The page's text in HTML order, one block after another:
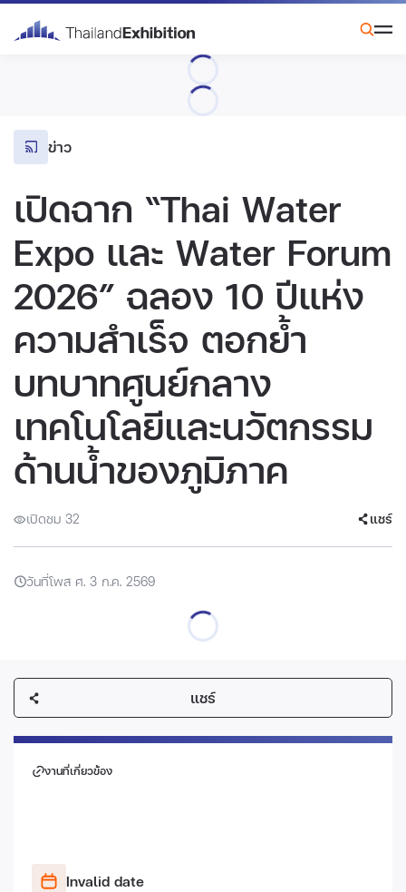
ข่าว
เปิดฉาก “Thai Water
Expo และ Water Forum
2026” ฉลอง 10 ปีแห่ง
ความสำเร็จ ตอกย้ำ
บทบาทศูนย์กลาง
เทคโนโลยีและนวัตกรรม
ด้านน้ำของภูมิภาค
เปิดชม 32 แชร์
วันที่โพส ศ. 3 ก.ค. 2569
แชร์
งานที่เกี่ยวข้อง
Invalid date